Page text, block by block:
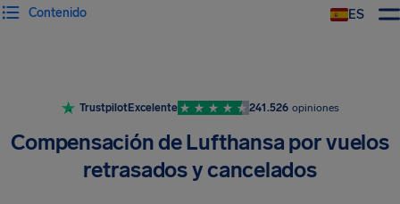
ES
Contenido
TrustpilotExcelente 241.526 opiniones
Compensación de Lufthansa por vuelos
retrasados y cancelados